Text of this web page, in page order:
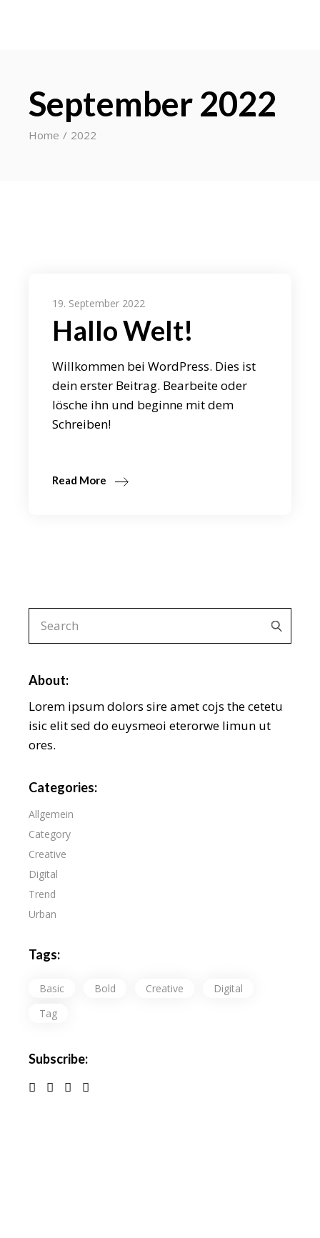
September 2022
Home 2022
19. September 2022
Hallo Welt!
Willkommen bei WordPress. Dies ist
dein erster Beitrag. Bearbeite oder
lösche ihn und beginne mit dem
Schreiben!
Read More
Search
for:
About:
Lorem ipsum dolors sire amet cojs the cetetu
isic elit sed do euysmeoi eterorwe limun ut
ores.
Categories:
Allgemein
Category
Creative
Digital
Trend
Urban
Tags:
Basic Bold Creative
Digital
Tag
Subscribe: